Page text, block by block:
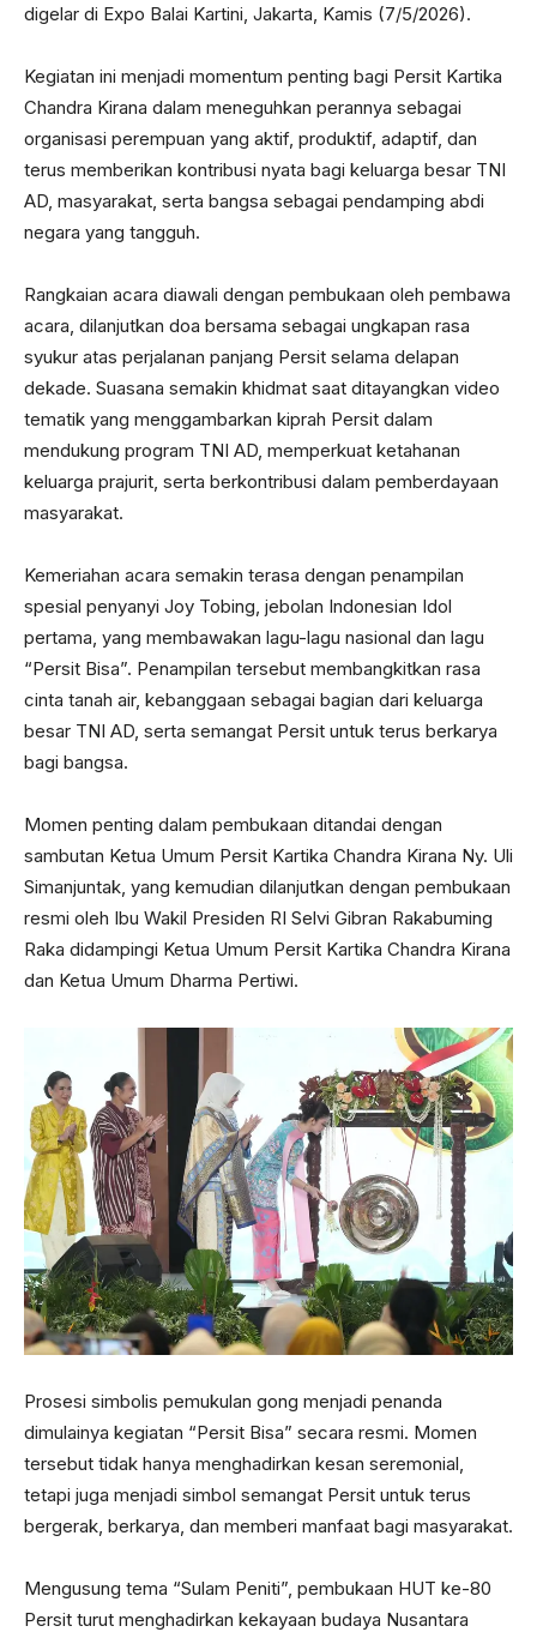
digelar di Expo Balai Kartini, Jakarta, Kamis (7/5/2026).
Kegiatan ini menjadi momentum penting bagi Persit Kartika
Chandra Kirana dalam meneguhkan perannya sebagai
organisasi perempuan yang aktif, produktif, adaptif, dan
terus memberikan kontribusi nyata bagi keluarga besar TNI
AD, masyarakat, serta bangsa sebagai pendamping abdi
negara yang tangguh.
Rangkaian acara diawali dengan pembukaan oleh pembawa
acara, dilanjutkan doa bersama sebagai ungkapan rasa
syukur atas perjalanan panjang Persit selama delapan
dekade. Suasana semakin khidmat saat ditayangkan video
tematik yang menggambarkan kiprah Persit dalam
mendukung program TNI AD, memperkuat ketahanan
keluarga prajurit, serta berkontribusi dalam pemberdayaan
masyarakat.
Kemeriahan acara semakin terasa dengan penampilan
spesial penyanyi Joy Tobing, jebolan Indonesian Idol
pertama, yang membawakan lagu-lagu nasional dan lagu
“Persit Bisa”. Penampilan tersebut membangkitkan rasa
cinta tanah air, kebanggaan sebagai bagian dari keluarga
besar TNI AD, serta semangat Persit untuk terus berkarya
bagi bangsa.
Momen penting dalam pembukaan ditandai dengan
sambutan Ketua Umum Persit Kartika Chandra Kirana Ny. Uli
Simanjuntak, yang kemudian dilanjutkan dengan pembukaan
resmi oleh Ibu Wakil Presiden RI Selvi Gibran Rakabuming
Raka didampingi Ketua Umum Persit Kartika Chandra Kirana
dan Ketua Umum Dharma Pertiwi.
Prosesi simbolis pemukulan gong menjadi penanda
dimulainya kegiatan “Persit Bisa” secara resmi. Momen
tersebut tidak hanya menghadirkan kesan seremonial,
tetapi juga menjadi simbol semangat Persit untuk terus
bergerak, berkarya, dan memberi manfaat bagi masyarakat.
Mengusung tema “Sulam Peniti”, pembukaan HUT ke-80
Persit turut menghadirkan kekayaan budaya Nusantara